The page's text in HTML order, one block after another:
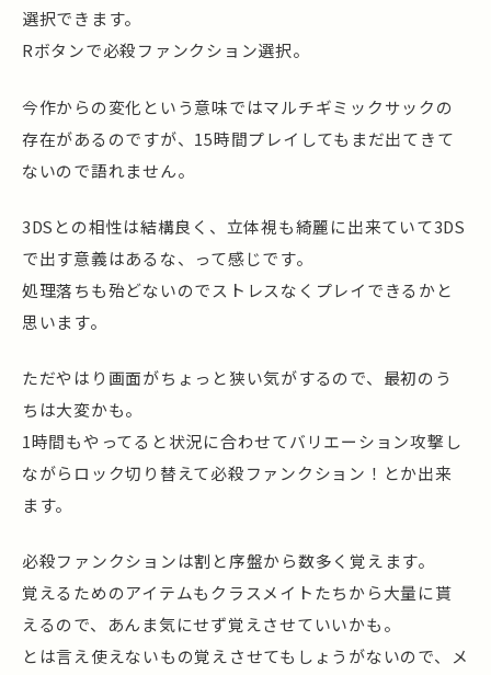
選択できます。
Rボタンで必殺ファンクション選択。
今作からの変化という意味ではマルチギミックサックの
存在があるのですが、15時間プレイしてもまだ出てきて
ないので語れません。
3DSとの相性は結構良く、立体視も綺麗に出来ていて3DS
で出す意義はあるな、って感じです。
処理落ちも殆どないのでストレスなくプレイできるかと
思います。
ただやはり画面がちょっと狭い気がするので、最初のう
ちは大変かも。
1時間もやってると状況に合わせてバリエーション攻撃し
ながらロック切り替えて必殺ファンクション！とか出来
ます。
必殺ファンクションは割と序盤から数多く覚えます。
覚えるためのアイテムもクラスメイトたちから大量に貰
えるので、あんま気にせず覚えさせていいかも。
とは言え使えないもの覚えさせてもしょうがないので、メ